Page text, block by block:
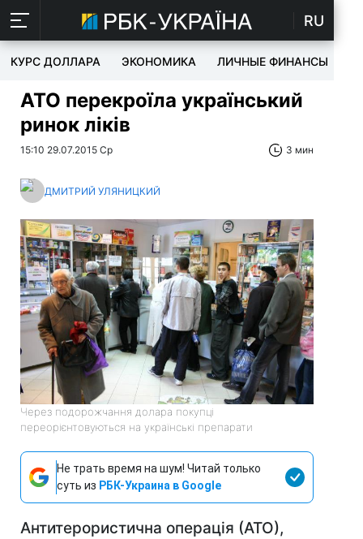
RU
КУРС ДОЛЛАРА ЭКОНОМИКА ЛИЧНЫЕ ФИНАНСЫ
АТО перекроїла український
ринок ліків
15:10 29.07.2015 Ср 3 мин
ДМИТРИЙ УЛЯНИЦКИЙ
Через подорожчання долара покупці
переорієнтовуються на українські препарати
Не трать время на шум! Читай только
суть из РБК-Украина в Google
Антитерористична операція (АТО),